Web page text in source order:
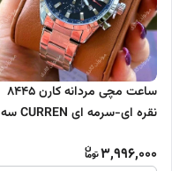
ساعت مچی مردانه کارن 8445
نقره ای-سرمه ای CURREN سه
3,996,000